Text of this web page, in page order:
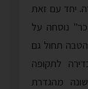
יחד עם זאת
נוסחה על
תחול גם
לתקופה
בשונה מהגדרת